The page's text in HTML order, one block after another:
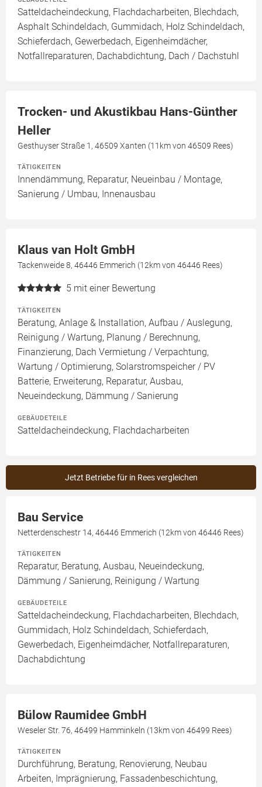
Satteldacheindeckung, Flachdacharbeiten, Blechdach,
Asphalt Schindeldach, Gummidach, Holz Schindeldach,
Schieferdach, Gewerbedach, Eigenheimdächer,
Notfallreparaturen, Dachabdichtung, Dach / Dachstuhl
Trocken- und Akustikbau Hans-Günther
Heller
Gesthuyser Straße 1, 46509 Xanten (11km von 46509 Rees)
TÄTIGKEITEN
Innendämmung, Reparatur, Neueinbau / Montage,
Sanierung / Umbau, Innenausbau
Klaus van Holt GmbH
Tackenweide 8, 46446 Emmerich (12km von 46446 Rees)
5 mit einer Bewertung
TÄTIGKEITEN
Beratung, Anlage & Installation, Aufbau / Auslegung,
Reinigung / Wartung, Planung / Berechnung,
Finanzierung, Dach Vermietung / Verpachtung,
Wartung / Optimierung, Solarstromspeicher / PV
Batterie, Erweiterung, Reparatur, Ausbau,
Neueindeckung, Dämmung / Sanierung
GEBÄUDETEILE
Satteldacheindeckung, Flachdacharbeiten
Jetzt Betriebe für in Rees vergleichen
Bau Service
Netterdenschestr 14, 46446 Emmerich (12km von 46446 Rees)
TÄTIGKEITEN
Reparatur, Beratung, Ausbau, Neueindeckung,
Dämmung / Sanierung, Reinigung / Wartung
GEBÄUDETEILE
Satteldacheindeckung, Flachdacharbeiten, Blechdach,
Gummidach, Holz Schindeldach, Schieferdach,
Gewerbedach, Eigenheimdächer, Notfallreparaturen,
Dachabdichtung
Bülow Raumidee GmbH
Weseler Str. 76, 46499 Hamminkeln (13km von 46499 Rees)
TÄTIGKEITEN
Durchführung, Beratung, Renovierung, Neubau
Arbeiten, Imprägnierung, Fassadenbeschichtung,